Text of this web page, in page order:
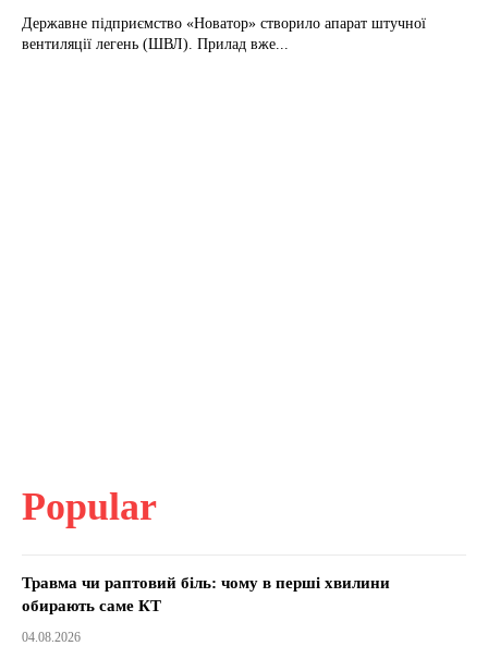
Державне підприємство «Новатор» створило апарат штучної
вентиляції легень (ШВЛ). Прилад вже...
Popular
Травма чи раптовий біль: чому в перші хвилини
обирають саме КТ
04.08.2026